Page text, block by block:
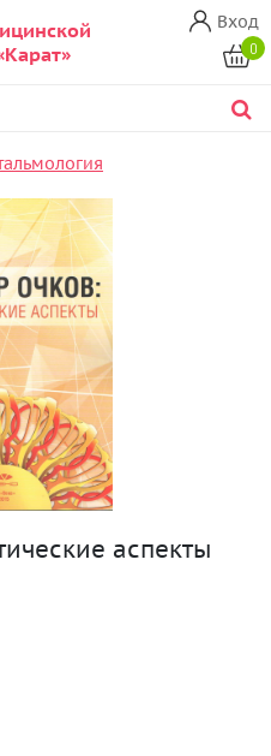
Вход
0
аспекты